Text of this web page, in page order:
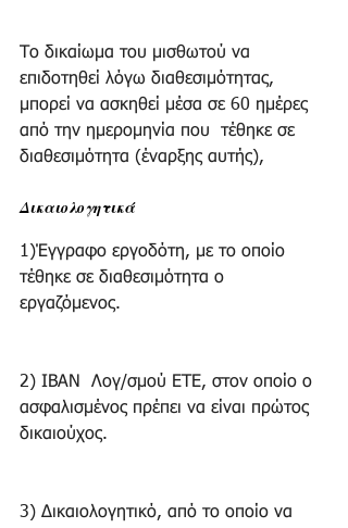
Το δικαίωμα του μισθωτού να
επιδοτηθεί λόγω διαθεσιμότητας,
μπορεί να ασκηθεί μέσα σε 60 ημέρες
από την ημερομηνία που  τέθηκε σε
διαθεσιμότητα (έναρξης αυτής),
Δικαιολογητικά
1)Έγγραφο εργοδότη, με το οποίο
τέθηκε σε διαθεσιμότητα ο
εργαζόμενος.
2) ΙΒΑΝ  Λογ/σμού ΕΤΕ, στον οποίο ο
ασφαλισμένος πρέπει να είναι πρώτος
δικαιούχος.
3) Δικαιολογητικό, από το οποίο να